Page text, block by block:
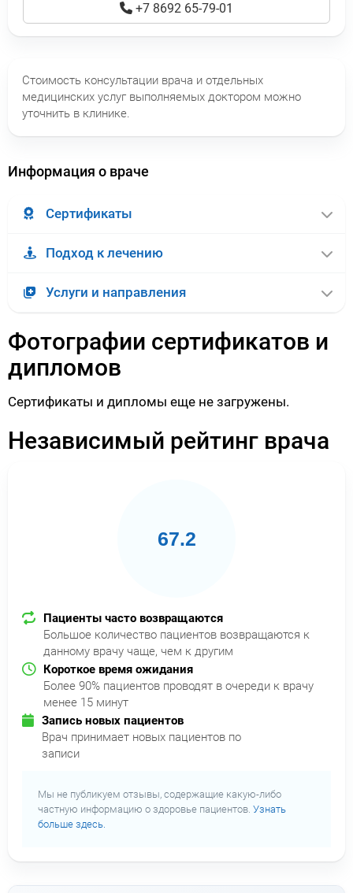
+7 8692 65-79-01
Стоимость консультации врача и отдельных
медицинских услуг выполняемых доктором можно
уточнить в клинике.
Информация о враче
Сертификаты
Подход к лечению
Услуги и направления
Фотографии сертификатов и
дипломов
Сертификаты и дипломы еще не загружены.
Независимый рейтинг врача
67.2
Пациенты часто возвращаются
Большое количество пациентов возвращаются к
данному врачу чаще, чем к другим
Короткое время ожидания
Более 90% пациентов проводят в очереди к врачу
менее 15 минут
Запись новых пациентов
Врач принимает новых пациентов по
записи
Мы не публикуем отзывы, содержащие какую-либо
частную информацию о здоровье пациентов. Узнать
больше здесь.